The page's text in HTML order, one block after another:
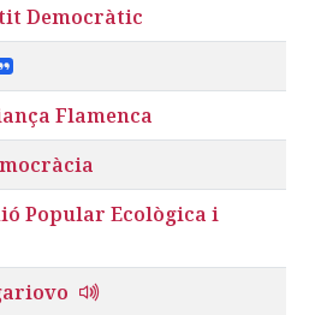
Democràtic
Flamenca
Popular Ecològica i